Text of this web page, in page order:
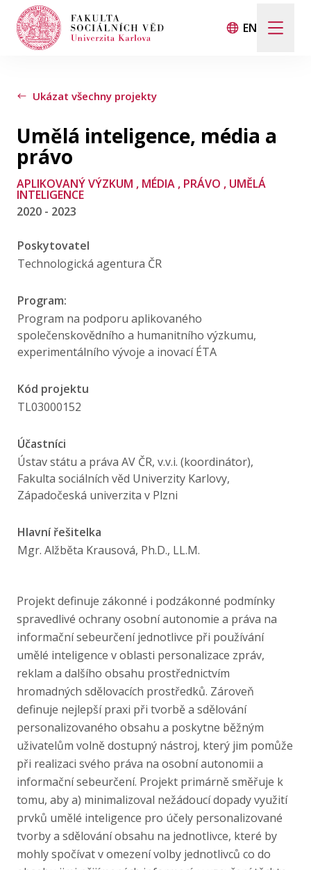
EN
Hledat
Když jsou k dispozici výsledky z našeptávače,
Události
Projekty
Blog
Publikace
Lidé
Kontakt
FSV UK
Ukázat všechny projekty
Umělá inteligence, média a
právo
APLIKOVANÝ VÝZKUM , MÉDIA , PRÁVO , UMĚLÁ
INTELIGENCE
2020 - 2023
Poskytovatel
Technologická agentura ČR
Program:
Program na podporu aplikovaného
společenskovědního a humanitního výzkumu,
experimentálního vývoje a inovací ÉTA
Kód projektu
TL03000152
Účastníci
Ústav státu a práva AV ČR, v.v.i. (koordinátor),
Fakulta sociálních věd Univerzity Karlovy,
Západočeská univerzita v Plzni
Hlavní řešitelka
Mgr. Alžběta Krausová, Ph.D., LL.M.
Projekt definuje zákonné i podzákonné podmínky
spravedlivé ochrany osobní autonomie a práva na
informační sebeurčení jednotlivce při používání
umělé inteligence v oblasti personalizace zpráv,
reklam a dalšího obsahu prostřednictvím
hromadných sdělovacích prostředků. Zároveň
definuje nejlepší praxi při tvorbě a sdělování
personalizovaného obsahu a poskytne běžným
uživatelům volně dostupný nástroj, který jim pomůže
při realizaci svého práva na osobní autonomii a
informační sebeurčení. Projekt primárně směřuje k
tomu, aby a) minimalizoval nežádoucí dopady využití
prvků umělé inteligence pro účely personalizované
tvorby a sdělování obsahu na jednotlivce, které by
mohly spočívat v omezení volby jednotlivců co do